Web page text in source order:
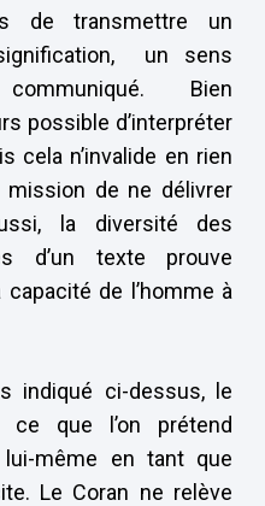
de transmettre un
un sens
Bien
possible d’interpréter
cela n’invalide en rien
de ne délivrer
la diversité des
d’un texte prouve
de l’homme à
indiqué ci-dessus, le
ce que l’on prétend
même en tant que
Le Coran ne relève